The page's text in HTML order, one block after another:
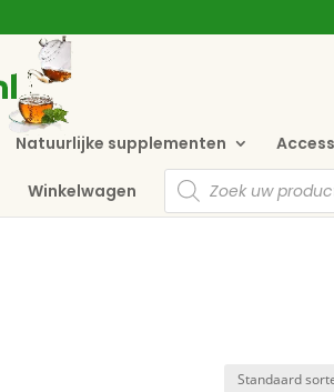
Natuurlijke supplementen
Winkelwagen
Producten
zoeken